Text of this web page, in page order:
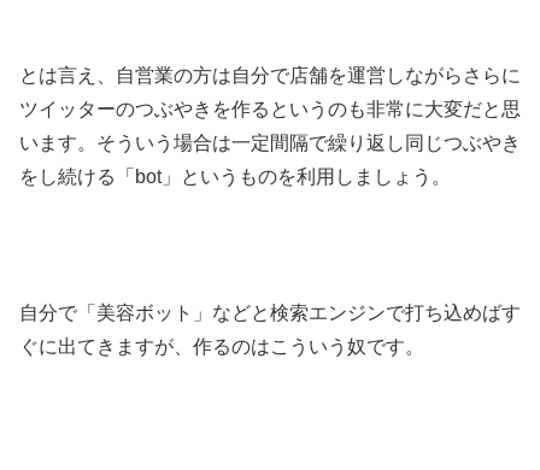
とは言え、自営業の方は自分で店舗を運営しながらさらに
ツイッターのつぶやきを作るというのも非常に大変だと思
います。そういう場合は一定間隔で繰り返し同じつぶやき
をし続ける「bot」というものを利用しましょう。
自分で「美容ボット」などと検索エンジンで打ち込めばす
ぐに出てきますが、作るのはこういう奴です。